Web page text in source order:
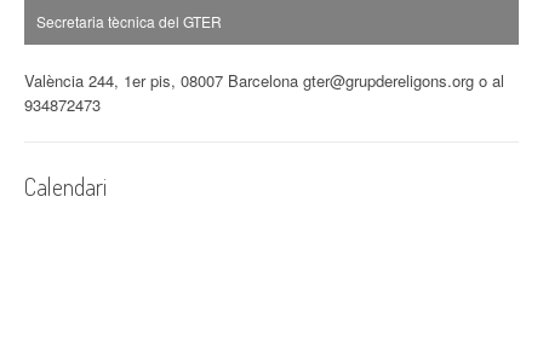
Secretaria tècnica del GTER
València 244, 1er pis, 08007 Barcelona gter@grupdereligons.org o al
934872473
Calendari